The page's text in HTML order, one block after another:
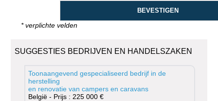
* verplichte velden
SUGGESTIES BEDRIJVEN EN HANDELSZAKEN
Toonaangevend gespecialiseerd bedrijf in de
herstelling
en renovatie van campers en caravans
België - Prijs : 225 000 €